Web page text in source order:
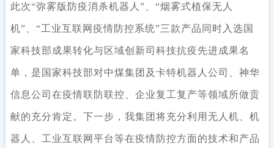
此次“弥雾版防疫消杀机器人”、“烟雾式植保无人
机”、“工业互联网疫情防控系统”三款产品同时入选国
家科技部成果转化与区域创新司科技抗疫先进成果名
单，是国家科技部对中煤集团及卡特机器人公司、神华
信息公司在疫情联防联控、企业复工复产等领域所做贡
献的充分肯定。下一步，我集团将充分利用无人机、机
器人、工业互联网平台等在疫情防控方面的技术和产品